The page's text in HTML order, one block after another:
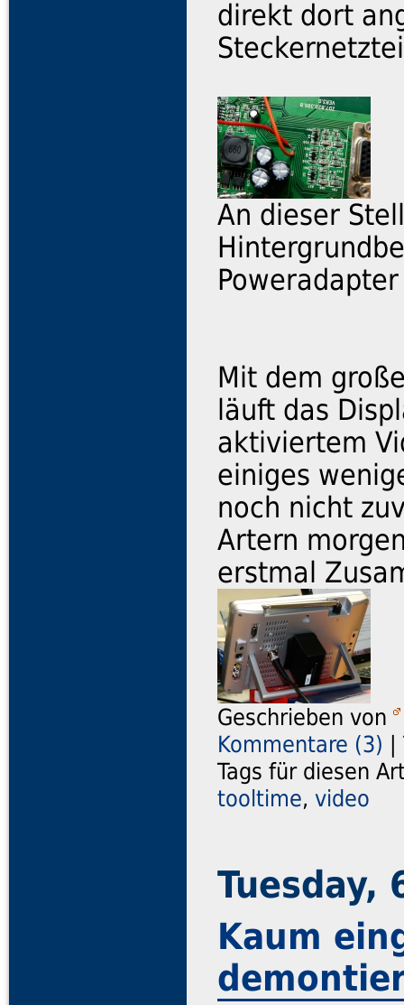
direkt dort
An dieser
Mit dem
läuft das
aktiviertem
einiges
noch nicht
Artern
erstmal
Geschrieben von
Kommentare (3) |
Tags für diesen
tooltime,video
Tuesday,
Kaum